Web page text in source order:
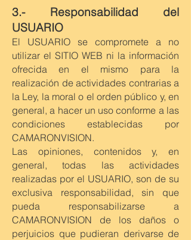
3.- Responsabilidad del
USUARIO
El USUARIO se compromete a no
utilizar el SITIO WEB ni la información
ofrecida en el mismo para la
realización de actividades contrarias a
la Ley, la moral o el orden público y, en
general, a hacer un uso conforme a las
condiciones establecidas por
CAMARONVISION.
Las opiniones, contenidos y, en
general, todas las actividades
realizadas por el USUARIO, son de su
exclusiva responsabilidad, sin que
pueda responsabilizarse a
CAMARONVISION de los daños o
perjuicios que pudieran derivarse de